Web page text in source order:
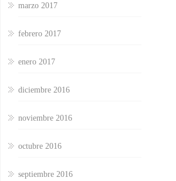
marzo 2017
febrero 2017
enero 2017
diciembre 2016
noviembre 2016
octubre 2016
septiembre 2016